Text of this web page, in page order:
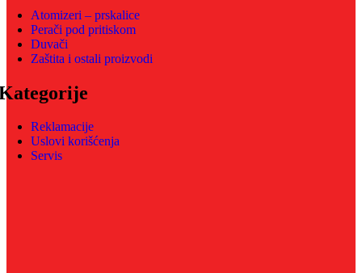
Atomizeri – prskalice
Perači pod pritiskom
Duvači
Zaštita i ostali proizvodi
Reklamacije
Uslovi korišćenja
Servis